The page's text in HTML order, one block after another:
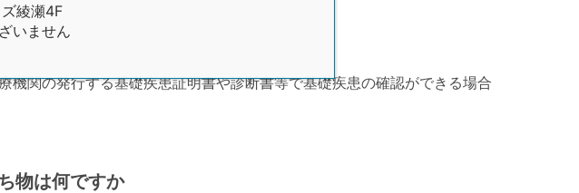
機関の発行する基礎疾患証明書や診断書等で基礎疾患の確認ができる場合
物は何ですか
綾瀬4F
いません